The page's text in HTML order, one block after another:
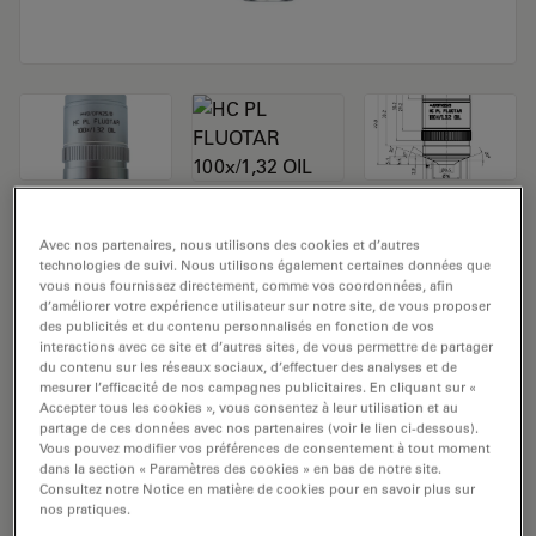
Objectif de microscope HC PL FLUOTAR
100x/1,32 OIL
Numéro de produit: 11506528
L'objectif HC PL FLUOTAR 100x/1,32 OIL a un
grossissement de 100x et une ouverture numérique de
1,32mm. Pour une utilisation dans un environnement
matériel en immersion dans l’huile, avec un
objectif fileté M25 ayant une distance de travail libre de
0,27 mm et un NC (numéro de champ) de 25.
Avec nos partenaires, nous utilisons des cookies et d’autres
technologies de suivi. Nous utilisons également certaines données que
vous nous fournissez directement, comme vos coordonnées, afin
d’améliorer votre expérience utilisateur sur notre site, de vous proposer
des publicités et du contenu personnalisés en fonction de vos
interactions avec ce site et d’autres sites, de vous permettre de partager
du contenu sur les réseaux sociaux, d’effectuer des analyses et de
mesurer l’efficacité de nos campagnes publicitaires. En cliquant sur «
Accepter tous les cookies », vous consentez à leur utilisation et au
partage de ces données avec nos partenaires (voir le lien ci-dessous).
Vous pouvez modifier vos préférences de consentement à tout moment
dans la section « Paramètres des cookies » en bas de notre site.
Consultez notre Notice en matière de cookies pour en savoir plus sur
nos pratiques.